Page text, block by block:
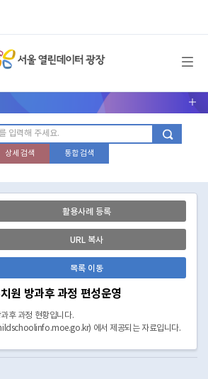
메뉴 열기
서브메뉴 열기
상세 검색
통합 검색
활용사례 등록
URL 복사
목록 이동
원 방과후 과정 편성운영
후 과정 현황입니다.
에서 제공되는 자료입니다.